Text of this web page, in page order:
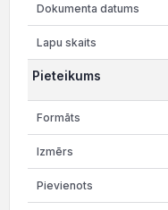
Pieteikums